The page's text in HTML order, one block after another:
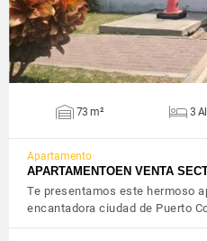
73 m² 3
Apartamento
APARTAMENTOEN VENTA
Te presentamos este hermoso
encantadora ciudad de Puerto